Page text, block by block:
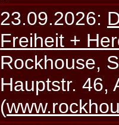
23.09.2026:
Freiheit +
Rockhouse,
Hauptstr. 46,
(